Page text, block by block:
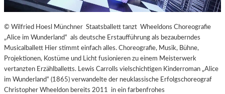
© Wilfried Hoesl Münchner Staatsballett tanzt Wheeldons Choreografie
„Alice im Wunderland“ als deutsche Erstaufführung als bezauberndes
Musicalballett Hier stimmt einfach alles. Choreografie, Musik, Bühne,
Projektionen, Kostüme und Licht fusionieren zu einem Meisterwerk
vertanzten Erzählballetts. Lewis Carrolls vielschichtigen Kinderroman „Alice
im Wunderland“ (1865) verwandelte der neuklassische Erfolgschoreograf
Christopher Wheeldon bereits 2011 in ein farbenfrohes